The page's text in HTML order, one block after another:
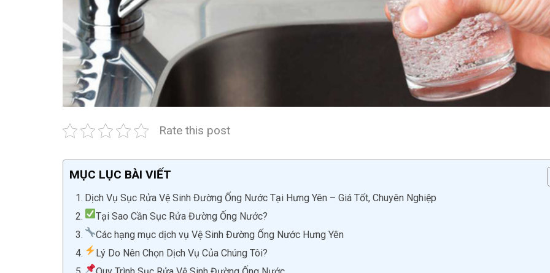
Rate this post
MỤC LỤC BÀI VIẾT
Dịch Vụ Sục Rửa Vệ Sinh Đường Ống Nước Tại Hưng Yên – Giá Tốt, Chuyên Nghiệp
Tại Sao Cần Sục Rửa Đường Ống Nước?
Các hạng mục dịch vụ Vệ Sinh Đường Ống Nước Hưng Yên
Lý Do Nên Chọn Dịch Vụ Của Chúng Tôi?